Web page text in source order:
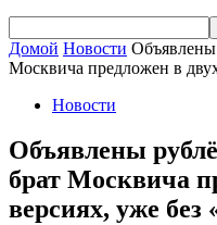
Домой Новости Объявлены
Москвича предложен в
Новости
Объявлены
брат Москвича
версиях, уже без